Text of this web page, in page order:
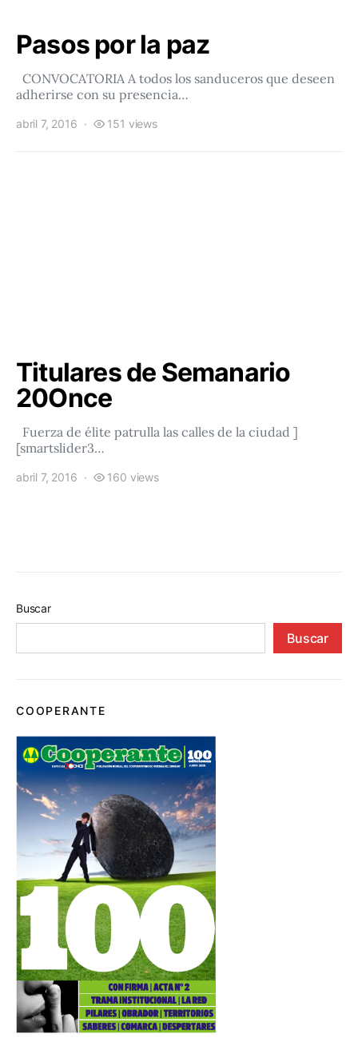
Pasos por la paz
CONVOCATORIA A todos los sanduceros que deseen
adherirse con su presencia…
abril 7, 2016 151 views
Titulares de Semanario
20Once
Fuerza de élite patrulla las calles de la ciudad ]
[smartslider3…
abril 7, 2016 160 views
Buscar
Buscar
COOPERANTE